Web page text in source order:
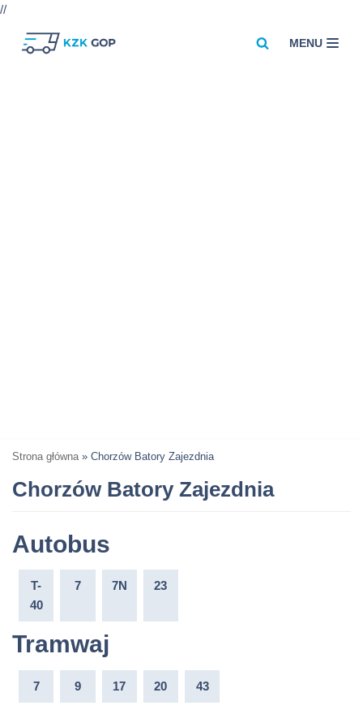
//
MENU
Strona główna » Chorzów Batory Zajezdnia
Chorzów Batory Zajezdnia
Autobus
T-
40
7 7N 23
Tramwaj
7 9 17 20 43